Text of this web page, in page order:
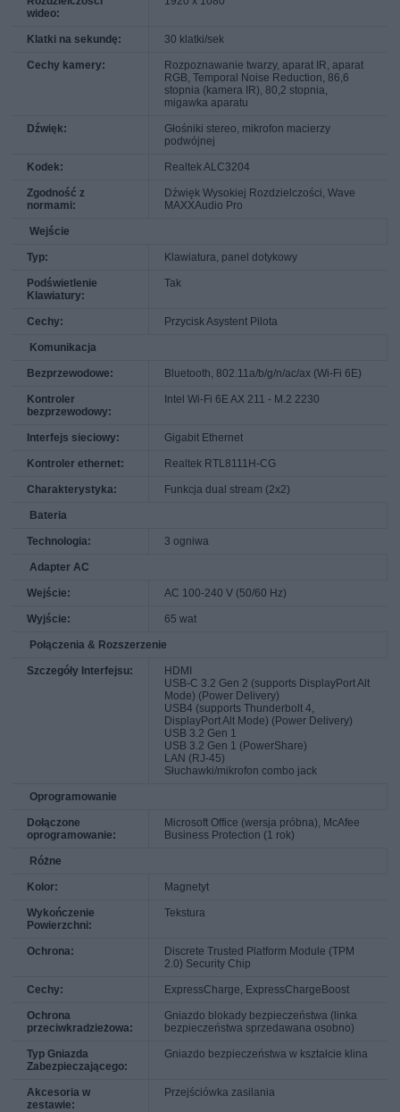
wideo:
Klatki na sekundę: 30 klatki/sek
Cechy kamery:
Rozpoznawanie twarzy, aparat IR, aparat
RGB, Temporal Noise Reduction, 86,6
stopnia (kamera IR), 80,2 stopnia,
migawka aparatu
Dźwięk:
Głośniki stereo, mikrofon macierzy
podwójnej
Kodek: Realtek ALC3204
Zgodność z
normami:
Dźwięk Wysokiej Rozdzielczości, Wave
MAXXAudio Pro
Wejście
Typ: Klawiatura, panel dotykowy
Podświetlenie
Klawiatury:
Tak
Cechy: Przycisk Asystent Pilota
Komunikacja
Bezprzewodowe: Bluetooth, 802.11a/b/g/n/ac/ax (Wi-Fi 6E)
Kontroler
bezprzewodowy:
Intel Wi-Fi 6E AX 211 - M.2 2230
Interfejs sieciowy: Gigabit Ethernet
Kontroler ethernet: Realtek RTL8111H-CG
Charakterystyka: Funkcja dual stream (2x2)
Bateria
Technologia: 3 ogniwa
Adapter AC
Wejście: AC 100-240 V (50/60 Hz)
Wyjście: 65 wat
Połączenia & Rozszerzenie
Szczegóły Interfejsu:
HDMI
USB-C 3.2 Gen 2 (supports DisplayPort Alt
Mode) (Power Delivery)
USB4 (supports Thunderbolt 4,
DisplayPort Alt Mode) (Power Delivery)
USB 3.2 Gen 1
USB 3.2 Gen 1 (PowerShare)
LAN (RJ-45)
Słuchawki/mikrofon combo jack
Oprogramowanie
Dołączone
oprogramowanie:
Microsoft Office (wersja próbna), McAfee
Business Protection (1 rok)
Różne
Kolor: Magnetyt
Wykończenie
Powierzchni:
Tekstura
Ochrona:
Discrete Trusted Platform Module (TPM
2.0) Security Chip
Cechy: ExpressCharge, ExpressChargeBoost
Ochrona
przeciwkradzieżowa:
Gniazdo blokady bezpieczeństwa (linka
bezpieczeństwa sprzedawana osobno)
Typ Gniazda
Zabezpieczającego:
Gniazdo bezpieczeństwa w kształcie klina
Akcesoria w
zestawie:
Przejściówka zasilania